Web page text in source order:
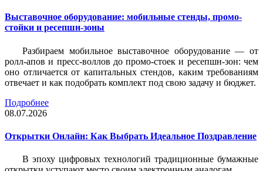
Выставочное оборудование: мобильные стенды, промо-
стойки и ресепшн-зоны
Разбираем мобильное выставочное оборудование — от
ролл-апов и пресс-воллов до промо-стоек и ресепшн-зон: чем
оно отличается от капитальных стендов, каким требованиям
отвечает и как подобрать комплект под свою задачу и бюджет.
Подробнее
08.07.2026
Открытки Онлайн: Как Выбрать Идеальное Поздравление
В эпоху цифровых технологий традиционные бумажные